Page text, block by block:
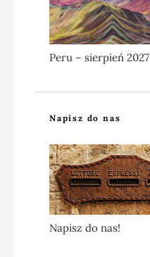
Peru – sierpień 2027
Napisz do nas
Napisz do nas!